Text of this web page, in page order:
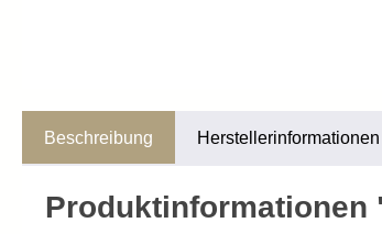
Beschreibung Herstellerinformationen
Produktinformationen